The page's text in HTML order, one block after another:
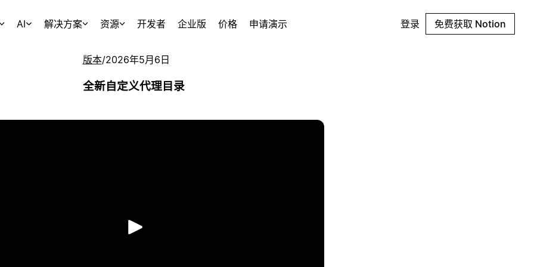
AI 解决方案 资源 开发者 企业版 价格 申请演示 登录 免费获取 Notion
版本/2026年5月6日
全新自定义代理目录
播放